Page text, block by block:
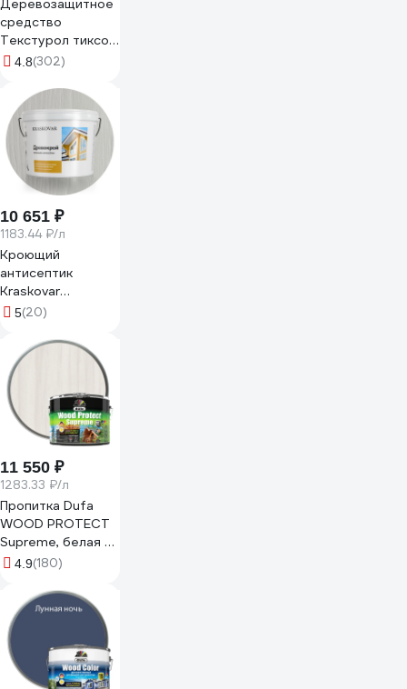
Деревозащитное
средство
Текстурол тиксо
сосна 10л
4.8(302)
10 651 ₽
1183.44 ₽/л
Кроющий
антисептик
Kraskovar
«Древокрой»,
5(20)
11 550 ₽
1283.33 ₽/л
Пропитка Dufa
WOOD PROTECT
Supreme, белая 9
л МП00-008386
4.9(180)